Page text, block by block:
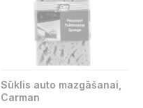
Sūklis auto mazgāšanai,
Carman